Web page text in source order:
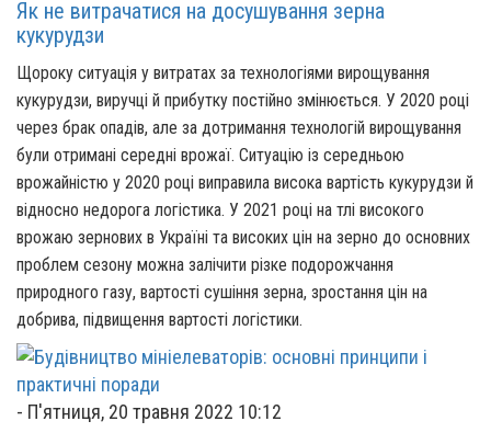
Як не витрачатися на досушування зерна
кукурудзи
Щороку ситуація у витратах за технологіями вирощування
кукурудзи, виручці й прибутку постійно змінюється. У 2020 році
через брак опадів, але за дотримання технологій вирощування
були отримані середні врожаї. Ситуацію із середньою
врожайністю у 2020 році виправила висока вартість кукурудзи й
відносно недорога логістика. У 2021 році на тлі високого
врожаю зернових в Україні та високих цін на зерно до основних
проблем сезону можна залічити різке подорожчання
природного газу, вартості сушіння зерна, зростання цін на
добрива, підвищення вартості логістики.
- П'ятниця, 20 травня 2022 10:12